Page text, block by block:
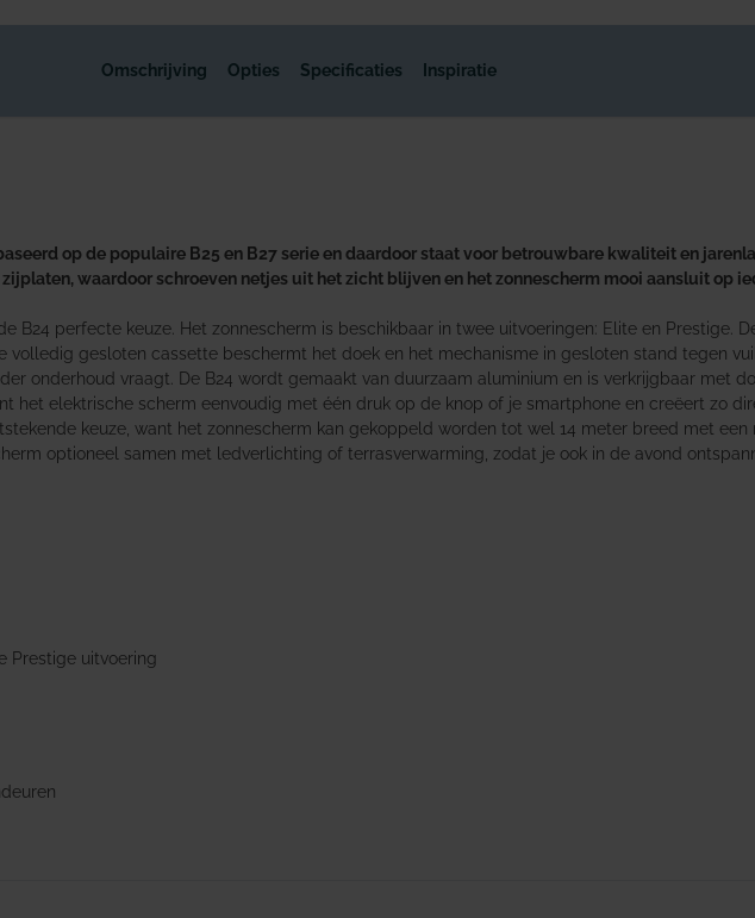
Omschrijving Opties Specificaties Inspiratie
op de populaire B25 en B27 serie en daardoor staat voor betrouwbare kwaliteit en
waardoor schroeven netjes uit het zicht blijven en het zonnescherm mooi aansluit op
B24 perfecte keuze. Het zonnescherm is beschikbaar in twee uitvoeringen: Elite en Prestige.
volledig gesloten cassette beschermt het doek en het mechanisme in gesloten stand tegen
onderhoud vraagt. De B24 wordt gemaakt van duurzaam aluminium en is verkrijgbaar met
het elektrische scherm eenvoudig met één druk op de knop of je smartphone en creëert zo
keuze, want het zonnescherm kan gekoppeld worden tot wel 14 meter breed met een
optioneel samen met ledverlichting of terrasverwarming, zodat je ook in de avond
Prestige uitvoering